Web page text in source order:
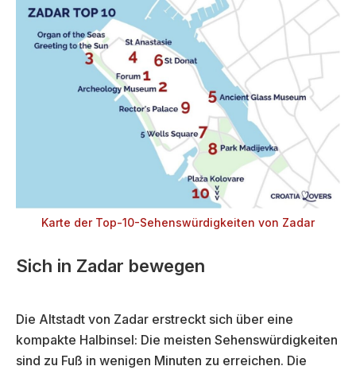
Karte der Top-10-Sehenswürdigkeiten von Zadar
Sich in Zadar bewegen
Die Altstadt von Zadar erstreckt sich über eine
kompakte Halbinsel: Die meisten Sehenswürdigkeiten
sind zu Fuß in wenigen Minuten zu erreichen. Die